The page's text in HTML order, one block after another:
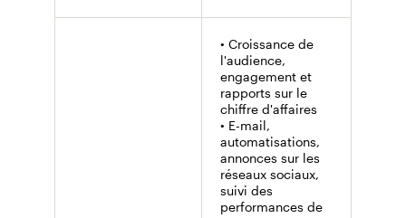
• Croissance de
l'audience,
engagement et
rapports sur le
chiffre d'affaires
• E-mail,
automatisations,
annonces sur les
réseaux sociaux,
suivi des
performances de